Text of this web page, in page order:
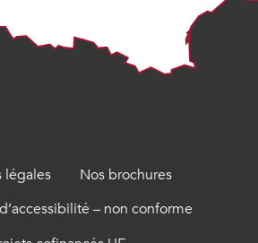
légales
Nos brochures
– non conforme